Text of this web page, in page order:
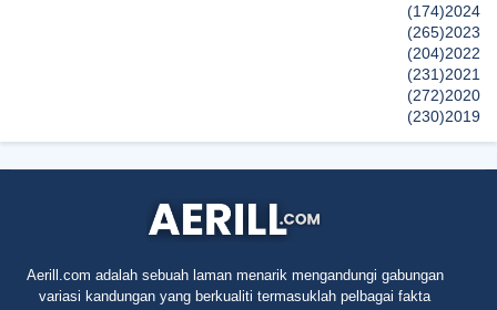
2024
(174)
2023
(265)
2022
(204)
2021
(231)
2020
(272)
2019
(230)
(45)
Aerill.com adalah sebuah laman menarik mengandungi gabungan
variasi kandungan yang berkualiti termasuklah pelbagai fakta